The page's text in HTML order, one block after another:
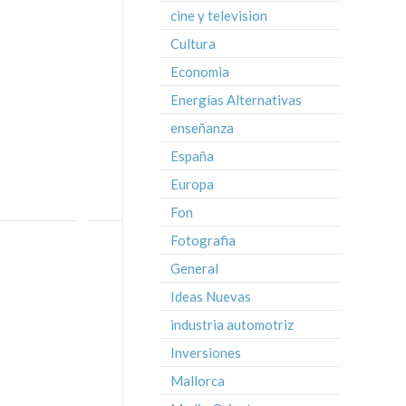
cine y television
Cultura
Economia
Energías Alternativas
enseñanza
España
Europa
Fon
Fotografia
General
Ideas Nuevas
industria automotriz
Inversiones
Mallorca